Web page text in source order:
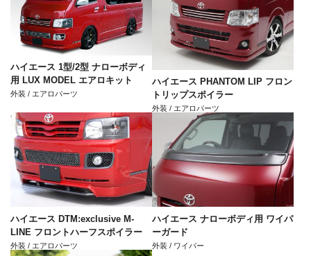
ハイエース 1型/2型 ナローボディ
用 LUX MODEL エアロキット
外装 / エアロパーツ
ハイエース PHANTOM LIP フロン
トリップスポイラー
外装 / エアロパーツ
ハイエース DTM:exclusive M-
LINE フロントハーフスポイラー
外装 / エアロパーツ
ハイエース ナローボディ用 ワイパ
ーガード
外装 / ワイパー